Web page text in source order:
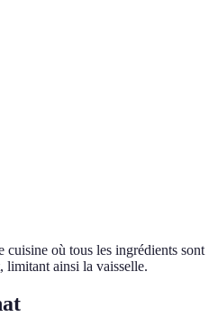
cuisine où tous les ingrédients sont
limitant ainsi la vaisselle.